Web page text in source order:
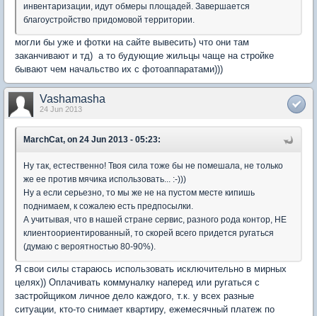
инвентаризации, идут обмеры площадей. Завершается
благоустройство придомовой территории.
могли бы уже и фотки на сайте вывесить) что они там
заканчивают и тд) а то будующие жильцы чаще на стройке
бывают чем начальство их с фотоаппаратами)))
Vashamasha
24 Jun 2013
MarchCat, on 24 Jun 2013 - 05:23:
Ну так, естественно! Твоя сила тоже бы не помешала, не только
же ее против мячика использовать... :-)))
Ну а если серьезно, то мы же не на пустом месте кипишь
поднимаем, к сожалею есть предпосылки.
А учитывая, что в нашей стране сервис, разного рода контор, НЕ
клиентоориентированный, то скорей всего придется ругаться
(думаю с вероятностью 80-90%).
Я свои силы стараюсь использовать исключительно в мирных
целях)) Оплачивать коммуналку наперед или ругаться с
застройщиком личное дело каждого, т.к. у всех разные
ситуации, кто-то снимает квартиру, ежемесячный платеж по